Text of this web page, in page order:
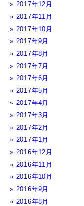
2017年12月
2017年11月
2017年10月
2017年9月
2017年8月
2017年7月
2017年6月
2017年5月
2017年4月
2017年3月
2017年2月
2017年1月
2016年12月
2016年11月
2016年10月
2016年9月
2016年8月